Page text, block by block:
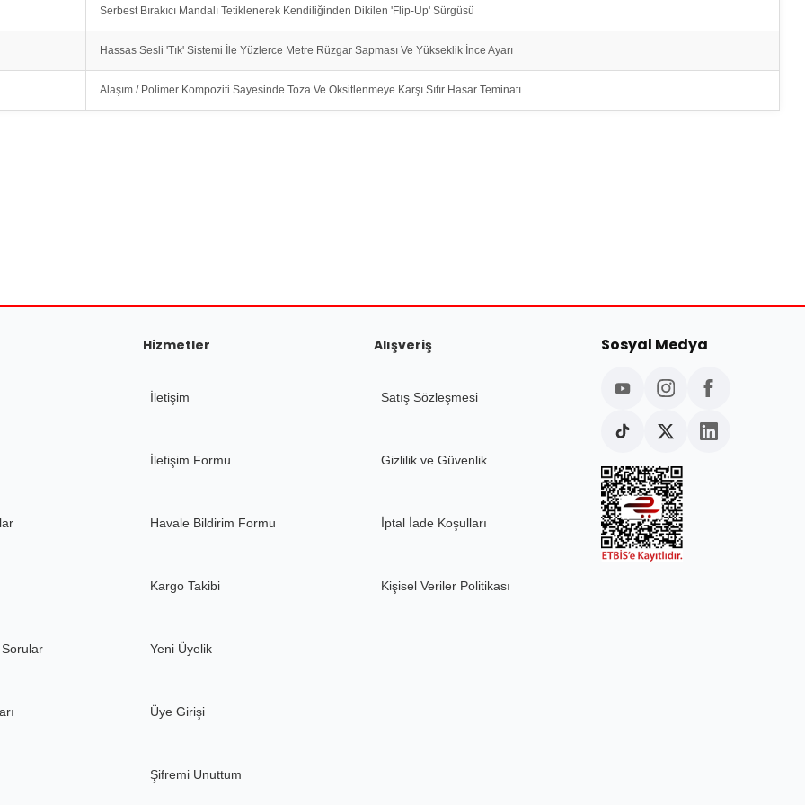
Serbest Bırakıcı Mandalı Tetiklenerek Kendiliğinden Dikilen 'Flip-Up' Sürgüsü
Hassas Sesli 'Tık' Sistemi İle Yüzlerce Metre Rüzgar Sapması Ve Yükseklik İnce Ayarı
Alaşım / Polimer Kompoziti Sayesinde Toza Ve Oksitlenmeye Karşı Sıfır Hasar Teminatı
Sorular
Hizmetler
İletişim
İletişim Formu
Havale Bildirim Formu
Kargo Takibi
Yeni Üyelik
Üye Girişi
Şifremi Unuttum
Alışveriş
Satış Sözleşmesi
Gizlilik ve Güvenlik
İptal İade Koşulları
Kişisel Veriler Politikası
Sosyal Medya